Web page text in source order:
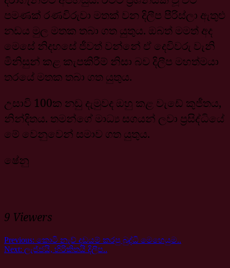
පමණක් රණවිරුවා මතක් වන දිලීප පීරිස්ලා ඇතුළු
නඩය මුල මතක තබා ගත යුතුය. ඔබත් මමත් අද
මෙසේ නිදහසේ ජීවත් වන්නේ ඒ දෙවිවරු වැනි
මිනිසුන් කළ කැපකිරීම් නිසා බව දිලීප මහත්මයා
තරයේ මතක තබා ගත යුතුය.
උසාවි 100ක නඩු දැමුවද ඔහු කළ වැඩේ කුජීතය,
නින්දිතය. තමන්ගේ මාධ්‍ය සගයන් ලවා ප්‍රසිද්ධියේ
මේ වෙනුවෙන් සමාව ගත යුතුය.
ෂේනු
9 Viewers
Previous: කොටි නැව් දඩයම් කරපු බුද්ධි මෙහෙයුම..
Next: ලැජ්ජයි, හිරිකිතයි දිලීප..